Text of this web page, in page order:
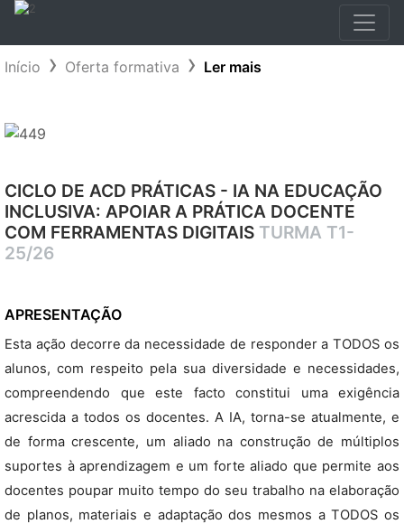
Início Oferta formativa Ler mais
CICLO DE ACD PRÁTICAS - IA NA EDUCAÇÃO
INCLUSIVA: APOIAR A PRÁTICA DOCENTE
COM FERRAMENTAS DIGITAIS TURMA T1-
25/26
APRESENTAÇÃO
Esta ação decorre da necessidade de responder a TODOS os
alunos, com respeito pela sua diversidade e necessidades,
compreendendo que este facto constitui uma exigência
acrescida a todos os docentes. A IA, torna-se atualmente, e
de forma crescente, um aliado na construção de múltiplos
suportes à aprendizagem e um forte aliado que permite aos
docentes poupar muito tempo do seu trabalho na elaboração
de planos, materiais e adaptação dos mesmos a TODOS os